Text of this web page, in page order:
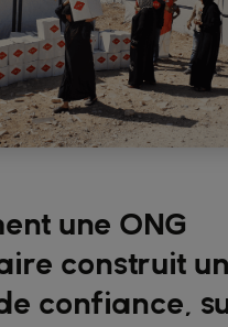
une ONG
construit
confiance,